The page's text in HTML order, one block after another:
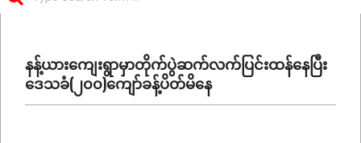
နီ
သတင်း
Menuနန့်ယားကျေးရွာမှာတိုက်ပွဲဆက်လက်ပြင်းထန်နေပြီး
ဒေသခံ(၂၀၀)ကျော်ခန့်ပိတ်မိနေ